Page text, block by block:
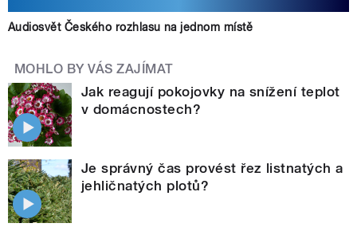
Audiosvět Českého rozhlasu na jednom místě
MOHLO BY VÁS ZAJÍMAT
Jak reagují pokojovky na snížení teplot
v domácnostech?
Je správný čas provést řez listnatých a
jehličnatých plotů?